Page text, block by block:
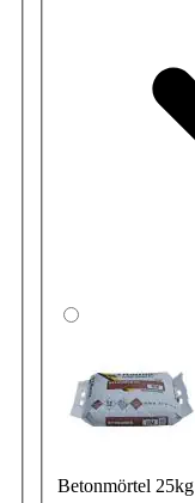
Betonmörtel 25kg